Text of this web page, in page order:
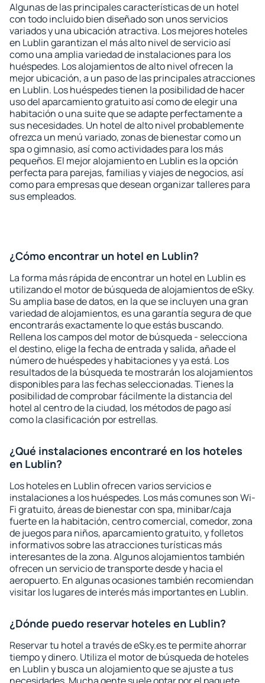
Algunas de las principales características de un hotel
con todo incluido bien diseñado son unos servicios
variados y una ubicación atractiva. Los mejores hoteles
en Lublin garantizan el más alto nivel de servicio así
como una amplia variedad de instalaciones para los
huéspedes. Los alojamientos de alto nivel ofrecen la
mejor ubicación, a un paso de las principales atracciones
en Lublin. Los huéspedes tienen la posibilidad de hacer
uso del aparcamiento gratuito así como de elegir una
habitación o una suite que se adapte perfectamente a
sus necesidades. Un hotel de alto nivel probablemente
ofrezca un menú variado, zonas de bienestar como un
spa o gimnasio, así como actividades para los más
pequeños. El mejor alojamiento en Lublin es la opción
perfecta para parejas, familias y viajes de negocios, así
como para empresas que desean organizar talleres para
sus empleados.
¿Cómo encontrar un hotel en Lublin?
La forma más rápida de encontrar un hotel en Lublin es
utilizando el motor de búsqueda de alojamientos de eSky.
Su amplia base de datos, en la que se incluyen una gran
variedad de alojamientos, es una garantía segura de que
encontrarás exactamente lo que estás buscando.
Rellena los campos del motor de búsqueda - selecciona
el destino, elige la fecha de entrada y salida, añade el
número de huéspedes y habitaciones y ya está. Los
resultados de la búsqueda te mostrarán los alojamientos
disponibles para las fechas seleccionadas. Tienes la
posibilidad de comprobar fácilmente la distancia del
hotel al centro de la ciudad, los métodos de pago así
como la clasificación por estrellas.
¿Qué instalaciones encontraré en los hoteles
en Lublin?
Los hoteles en Lublin ofrecen varios servicios e
instalaciones a los huéspedes. Los más comunes son Wi-
Fi gratuito, áreas de bienestar con spa, minibar/caja
fuerte en la habitación, centro comercial, comedor, zona
de juegos para niños, aparcamiento gratuito, y folletos
informativos sobre las atracciones turísticas más
interesantes de la zona. Algunos alojamientos también
ofrecen un servicio de transporte desde y hacia el
aeropuerto. En algunas ocasiones también recomiendan
visitar los lugares de interés más importantes en Lublin.
¿Dónde puedo reservar hoteles en Lublin?
Reservar tu hotel a través de eSky.es te permite ahorrar
tiempo y dinero. Utiliza el motor de búsqueda de hoteles
en Lublin y busca un alojamiento que se ajuste a tus